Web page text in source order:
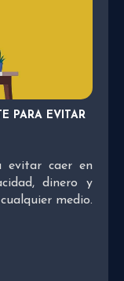
PARA EVITAR
evitar caer en
dinero y
medio.